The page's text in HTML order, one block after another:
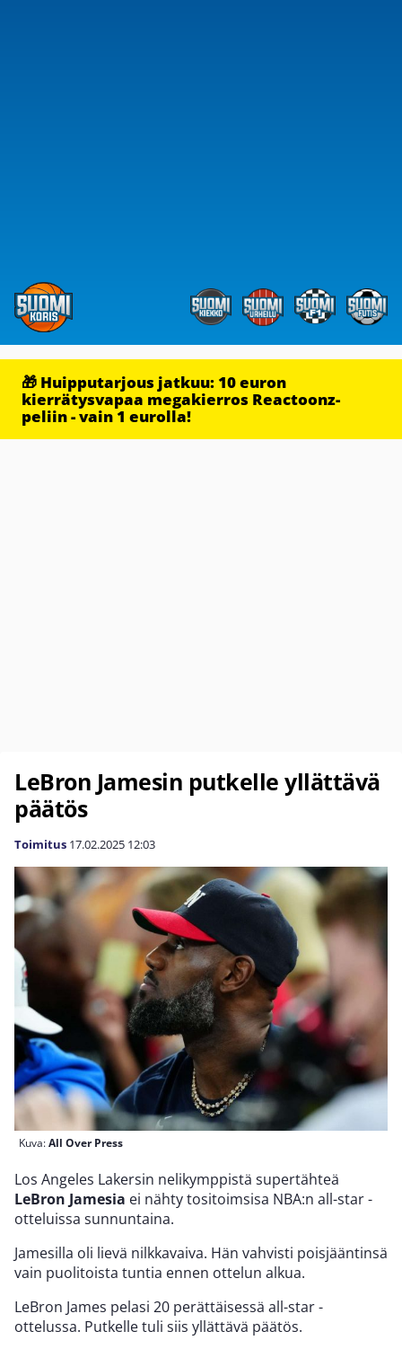
🎁 Huipputarjous jatkuu: 10 euron
kierrätysvapaa megakierros Reactoonz-
peliin - vain 1 eurolla!
LeBron Jamesin putkelle yllättävä
päätös
Toimitus 17.02.2025 12:03
Kuva:All Over Press
Los Angeles Lakersin nelikymppistä supertähteä
LeBron Jamesia ei nähty tositoimsisa NBA:n all-star -
otteluissa sunnuntaina.
Jamesilla oli lievä nilkkavaiva. Hän vahvisti poisjääntinsä
vain puolitoista tuntia ennen ottelun alkua.
LeBron James pelasi 20 perättäisessä all-star -
ottelussa. Putkelle tuli siis yllättävä päätös.